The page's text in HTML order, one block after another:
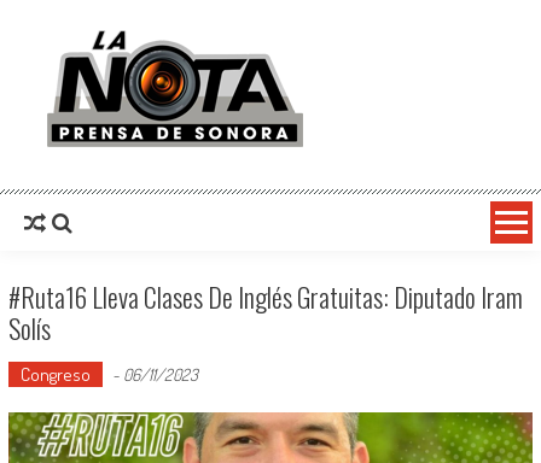
La Nota Prensa De Sonora
#Ruta16 Lleva Clases De Inglés Gratuitas: Diputado Iram
Solís
Congreso - 06/11/2023